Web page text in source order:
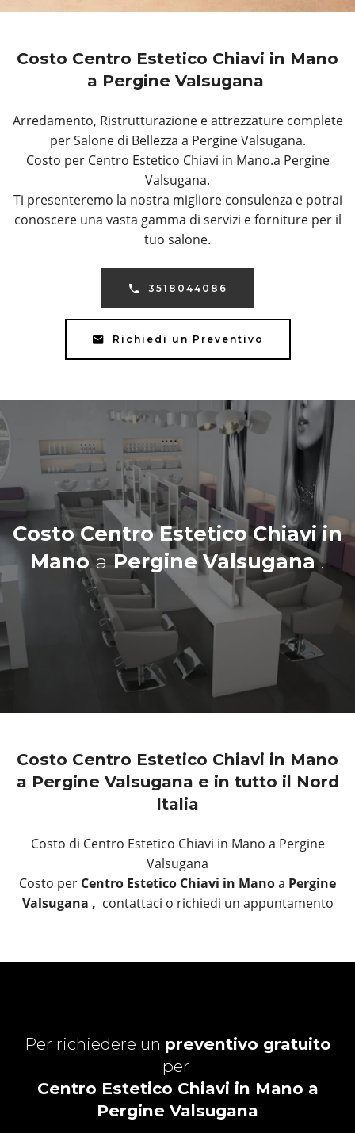
Costo Centro Estetico Chiavi in Mano
a Pergine Valsugana
Arredamento, Ristrutturazione e attrezzature complete
per Salone di Bellezza a Pergine Valsugana.
Costo per Centro Estetico Chiavi in Mano.a Pergine
Valsugana.
Ti presenteremo la nostra migliore consulenza e potrai
conoscere una vasta gamma di servizi e forniture per il
tuo salone.
3518044086
Richiedi un Preventivo
Costo Centro Estetico Chiavi in
ManoaPergine Valsugana.
Costo Centro Estetico Chiavi in Mano
a Pergine Valsugana e in tutto il Nord
Italia
Costo di Centro Estetico Chiavi in Mano a Pergine
Valsugana
Costo per Centro Estetico Chiavi in Manoa Pergine
Valsugana , contattaci o richiedi un appuntamento
Per richiedere un preventivo gratuito
per
Centro Estetico Chiavi in Mano a
Pergine Valsugana